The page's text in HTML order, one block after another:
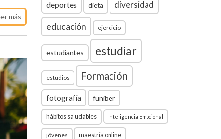
más
deportes dieta diversidad
educación ejercicio
estudiantes estudiar
estudios Formación
fotografía funiber
hábitos saludables Inteligencia Emocional
jóvenes maestría online